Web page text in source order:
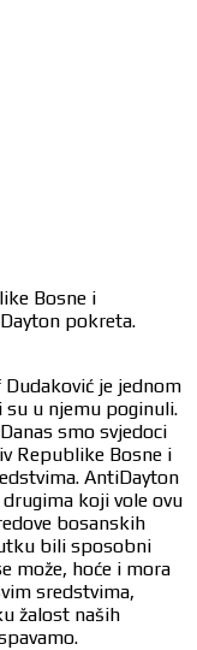
Bosne i
pokreta.
je jednom
su u njemu poginuli.
smo svjedoci
Republike Bosne i
AntiDayton
koji vole ovu
bosanskih
bili sposobni
može, hoće i mora
sredstvima,
žalost naših